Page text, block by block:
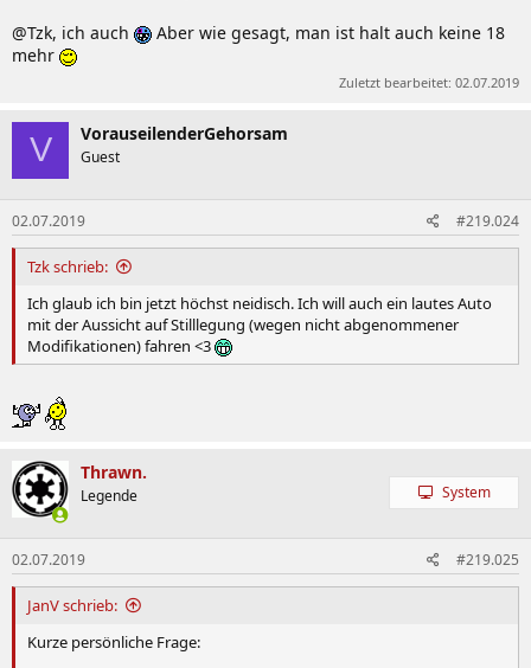
@Tzk, ich auch
Aber wie gesagt, man ist halt auch keine 18
mehr
Zuletzt bearbeitet: 02.07.2019
V VorauseilenderGehorsam
Guest
02.07.2019 #219.024
Tzk schrieb:
Ich glaub ich bin jetzt höchst neidisch. Ich will auch ein lautes Auto
mit der Aussicht auf Stilllegung (wegen nicht abgenommener
Modifikationen) fahren <3
Thrawn.
Legende System
02.07.2019 #219.025
JanV schrieb:
Kurze persönliche Frage: